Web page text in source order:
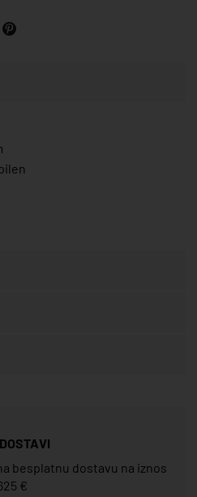
besplatnu dostavu na iznos
€